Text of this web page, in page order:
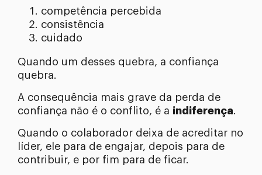
competência percebida
consistência
cuidado
Quando um desses quebra, a confiança
quebra.
A consequência mais grave da perda de
confiança não é o conflito, é a indiferença.
Quando o colaborador deixa de acreditar no
líder, ele para de engajar, depois para de
contribuir, e por fim para de ficar.